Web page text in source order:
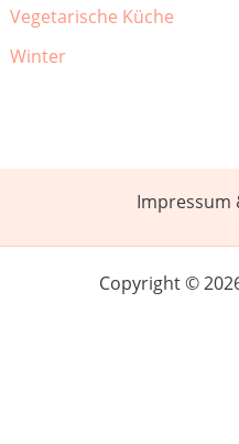
Vegetarische Küche
Winter
Impressum
Copyright ©